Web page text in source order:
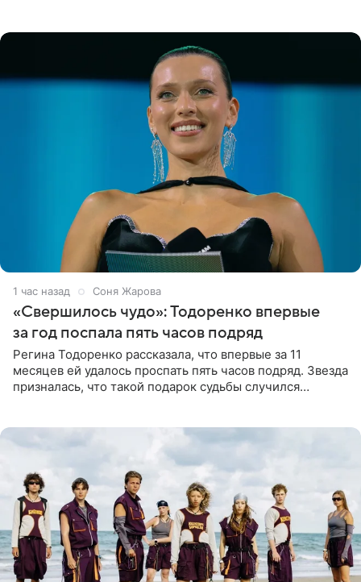
1 час назад Соня Жарова
«Свершилось чудо»: Тодоренко впервые
за год поспала пять часов подряд
Регина Тодоренко рассказала, что впервые за 11
месяцев ей удалось проспать пять часов подряд. Звезда
призналась, что такой подарок судьбы случился